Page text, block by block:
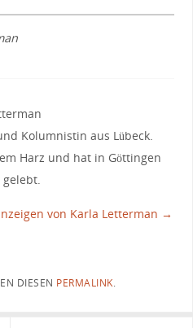
Kolumnistin aus Lübeck.
Harz und hat in Göttingen
von Karla Letterman →
DIESEN PERMALINK.